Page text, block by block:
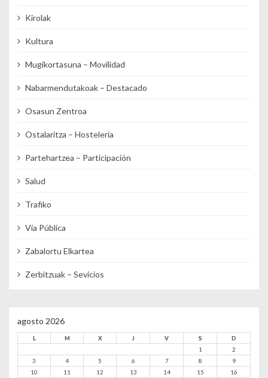
Kirolak
Kultura
Mugikortasuna – Movilidad
Nabarmendutakoak – Destacado
Osasun Zentroa
Ostalaritza – Hostelería
Partehartzea – Participación
Salud
Trafiko
Vía Pública
Zabalortu Elkartea
Zerbitzuak – Sevicios
agosto 2026
L M X J V S
D
1
2
3
4 5 6 7 8
9
10
11 12 13 14 15 16